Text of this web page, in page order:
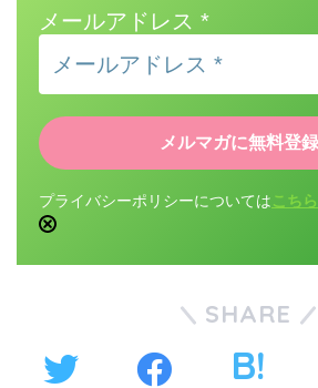
メールアドレス *
プライバシーポリシーについては こちら
SHARE